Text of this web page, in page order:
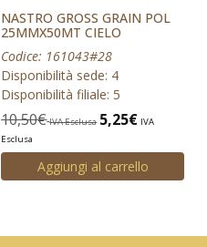
NASTRO GROSS GRAIN POL
25MMX50MT CIELO
Codice: 161043#28
Disponibilità sede: 4
Disponibilità filiale: 5
10,50€ IVA Esclusa 5,25€ IVA
Esclusa
Aggiungi al carrello